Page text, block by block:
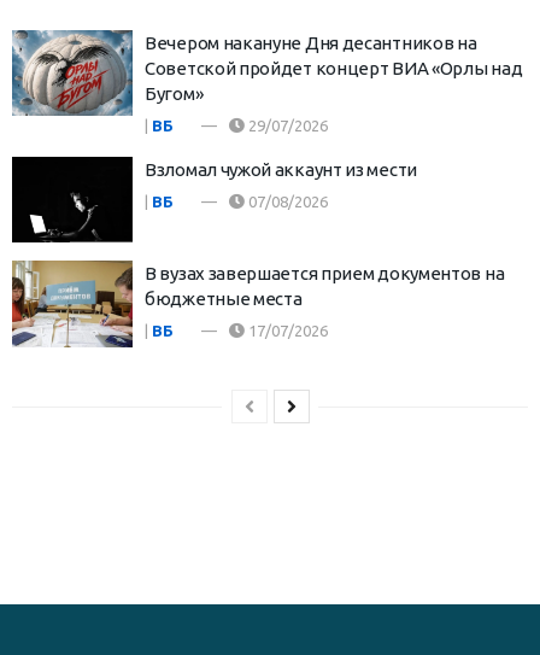
Вечером накануне Дня десантников на
Советской пройдет концерт ВИА «Орлы над
Бугом»
| ВБ 29/07/2026
Взломал чужой аккаунт из мести
| ВБ 07/08/2026
В вузах завершается прием документов на
бюджетные места
ВБ 17/07/2026